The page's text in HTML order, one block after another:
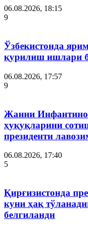
06.08.2026, 18:15
9
Ўзбекистонда
қурилиш ишлари
06.08.2026, 17:57
9
Жанни Инфантино
ҳуқуқларини
президенти
06.08.2026, 17:40
5
Қирғизистонда
куни ҳақ
белгиланди